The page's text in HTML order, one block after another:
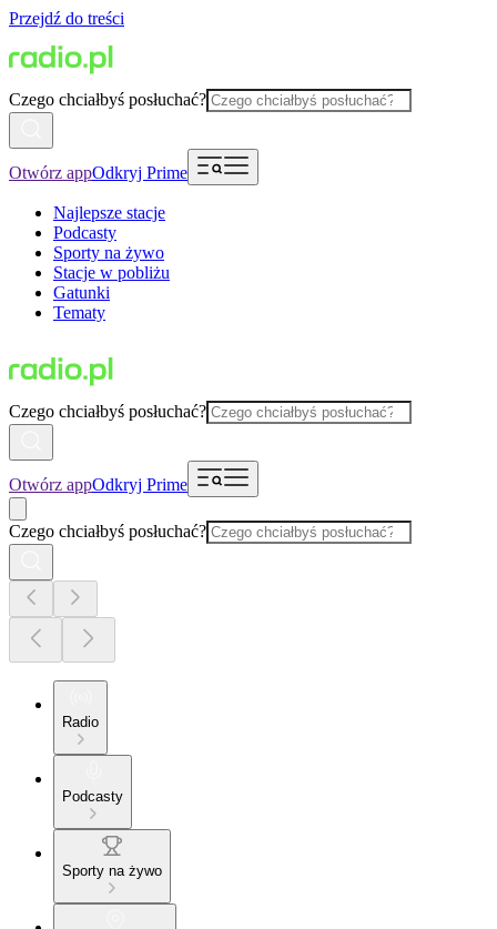
Przejdź do treści
Czego chciałbyś posłuchać?
Otwórz appOdkryj Prime
Najlepsze stacje
Podcasty
Sporty na żywo
Stacje w pobliżu
Gatunki
Tematy
Czego chciałbyś posłuchać?
Otwórz appOdkryj Prime
Czego chciałbyś posłuchać?
Radio
Podcasty
Sporty na żywo